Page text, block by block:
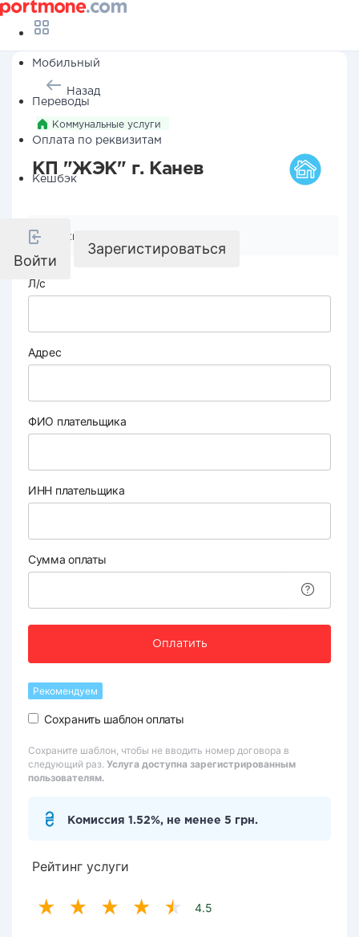
Мобильный
Переводы
Оплата по реквизитам
Кешбэк
Войти
Зарегистироваться
Назад
Коммунальные услуги
КП "ЖЭК" г. Канев
Реквизиты компании
Л/с
Адрес
ФИО плательщика
ИНН плательщика
Сумма оплаты
Оплатить
Рекомендуем
Сохранить шаблон оплаты
Сохраните шаблон, чтобы не вводить номер договора в
следующий раз. Услуга доступна зарегистрированным
пользователям.
Комиссия 1.52%, не менее 5 грн.
Рейтинг услуги
4.5